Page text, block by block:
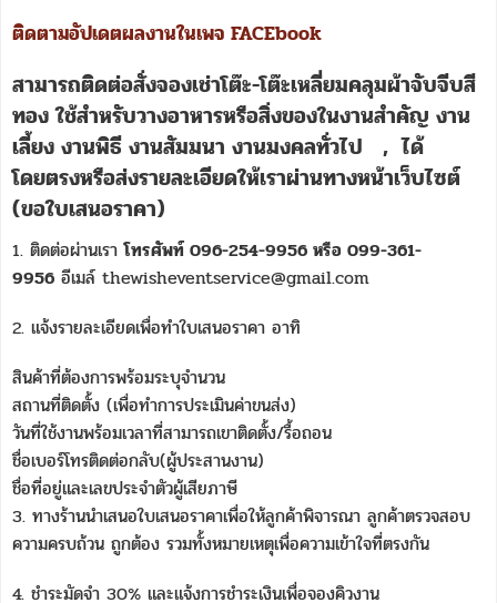
ติดตามอัปเดตผลงานในเพจ FACEbook
สามารถติดต่อสั่งจองเช่าโต๊ะ-โต๊ะเหลี่ยมคลุมผ้าจับจีบสี
ทอง ใช้สำหรับวางอาหารหรือสิ่งของในงานสำคัญ งาน
เลี้ยง งานพิธี งานสัมมนา งานมงคลทั่วไป
, ได้
โดยตรงหรือส่งรายละเอียดให้เราผ่านทางหน้าเว็บไซต์
(ขอใบเสนอราคา)
1. ติดต่อผ่านเราโทรศัพท์ 096-254-9956 หรือ 099-361-
9956 อีเมล์ thewisheventservice@gmail.com
2. แจ้งรายละเอียดเพื่อทำใบเสนอราคา อาทิ
สินค้าที่ต้องการพร้อมระบุจำนวน
สถานที่ติดตั้ง (เพื่อทำการประเมินค่าขนส่ง)
วันที่ใช้งานพร้อมเวลาที่สามารถเขาติดตั้ง/รื้อถอน
ชื่อเบอร์โทรติดต่อกลับ(ผู้ประสานงาน)
ชื่อที่อยู่และเลขประจำตัวผู้เสียภาษี
3. ทางร้านนำเสนอใบเสนอราคาเพื่อให้ลูกค้าพิจารณา ลูกค้าตรวจสอบ
ความครบถ้วน ถูกต้อง รวมทั้งหมายเหตุเพื่อความเข้าใจที่ตรงกัน
4. ชำระมัดจำ 30% และแจ้งการชำระเงินเพื่อจองคิวงาน